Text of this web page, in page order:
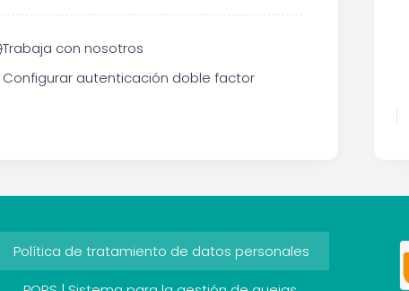
Trabaja con nosotros
Configurar autenticación doble factor
Política de tratamiento de datos personales